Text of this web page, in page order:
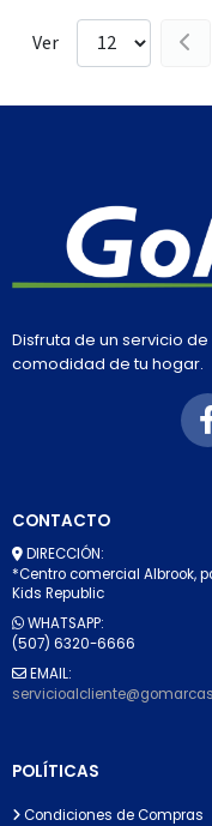
Ver
Disfruta de un servicio
comodidad de tu hogar.
CONTACTO
DIRECCIÓN:
*Centro comercial Albrook,
Kids Republic
WHATSAPP:
(507) 6320-6666
EMAIL:
POLÍTICAS
Condiciones de Compras